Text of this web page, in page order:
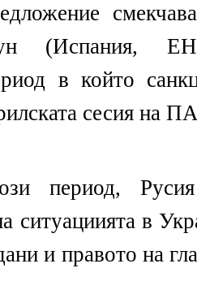
(Испания,
в който
сесия на
период,
ситуациията в
и правото на